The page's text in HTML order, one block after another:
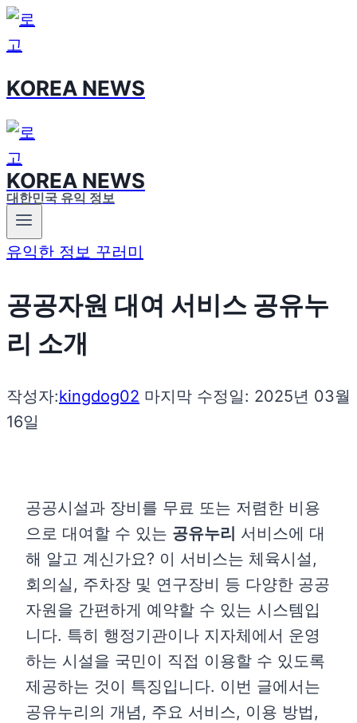
Skip
to
KOREA NEWS
KOREA NEWS
대한민국 유익 정보
유익한 정보 꾸러미
공공자원 대여 서비스 공유누
리 소개
작성자:kingdog02 마지막 수정일: 2025년 03월
16일
공공시설과 장비를 무료 또는 저렴한 비용
으로 대여할 수 있는 공유누리 서비스에 대
해 알고 계신가요? 이 서비스는 체육시설,
회의실, 주차장 및 연구장비 등 다양한 공공
자원을 간편하게 예약할 수 있는 시스템입
니다. 특히 행정기관이나 지자체에서 운영
하는 시설을 국민이 직접 이용할 수 있도록
제공하는 것이 특징입니다. 이번 글에서는
공유누리의 개념, 주요 서비스, 이용 방법,